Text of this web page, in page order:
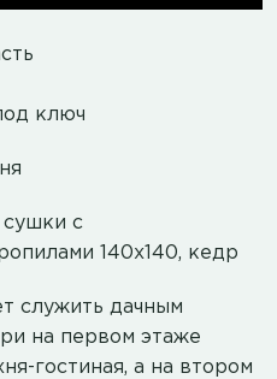
ключ
сушки с
140х140, кедр
служить дачным
на первом этаже
гостиная, а на втором